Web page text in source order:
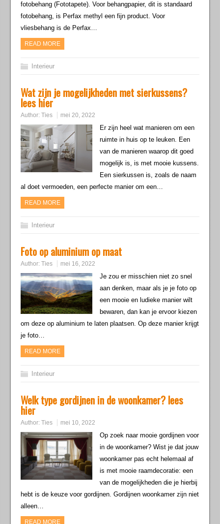
fotobehang (Fototapete). Voor behangpapier, dit is standaard
fotobehang, is Perfax methyl een fijn product. Voor
vliesbehang is de Perfax…
READ MORE
Interieur
Wat zijn je mogelijkheden met sierkussens?
lees hier
Author:Ties mei 20, 2022
Er zijn heel wat manieren om een
ruimte in huis op te leuken. Een
van de manieren waarop dit goed
mogelijk is, is met mooie kussens.
Een sierkussen is, zoals de naam
al doet vermoeden, een perfecte manier om een…
READ MORE
Interieur
Foto op aluminium op maat
Author:Ties mei 16, 2022
Je zou er misschien niet zo snel
aan denken, maar als je je foto op
een mooie en ludieke manier wilt
bewaren, dan kan je ervoor kiezen
om deze op aluminium te laten plaatsen. Op deze manier krijgt
je foto…
READ MORE
Interieur
Welk type gordijnen in de woonkamer? lees
hier
Author:Ties mei 10, 2022
Op zoek naar mooie gordijnen voor
in de woonkamer? Wist je dat jouw
woonkamer pas echt helemaal af
is met mooie raamdecoratie: een
van de mogelijkheden die je hierbij
hebt is de keuze voor gordijnen. Gordijnen woonkamer zijn niet
alleen…
READ MORE